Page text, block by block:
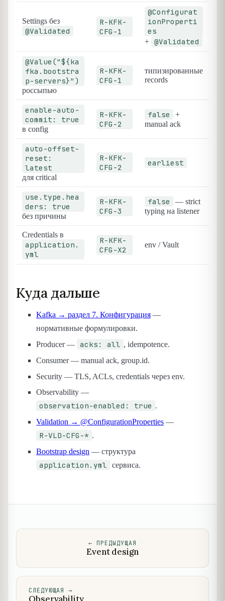
Settings без
@Validated
R-KFK-
CFG-1
@Configurat
ionProperti
es
+ @Validated
@Value("${ka
fka.bootstra
p-servers}")
россыпью
R-KFK-
CFG-1
типизированные
records
enable-auto-
commit: true
в config
R-KFK-
CFG-2
false
+
manual ack
auto-offset-
reset:
latest
для critical
R-KFK-
CFG-2
earliest
use.type.hea
ders: true
без причины
R-KFK-
CFG-3
false
— strict
typing на listener
Credentials в
application.
yml
R-KFK-
CFG-X2
env / Vault
Куда дальше
Kafka → раздел 7. Конфигурация —
нормативные формулировки.
Producer — acks: all , idempotence.
Consumer — manual ack, group.id.
Security — TLS, ACLs, credentials через env.
Observability —
observation-enabled: true .
Validation → @ConfigurationProperties —
R-VLD-CFG-* .
Bootstrap design — структура
application.yml сервиса.
← ПРЕДЫДУЩАЯ
Event design
СЛЕДУЮЩАЯ →